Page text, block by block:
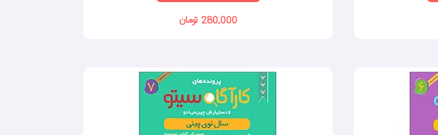
280,000 تومان